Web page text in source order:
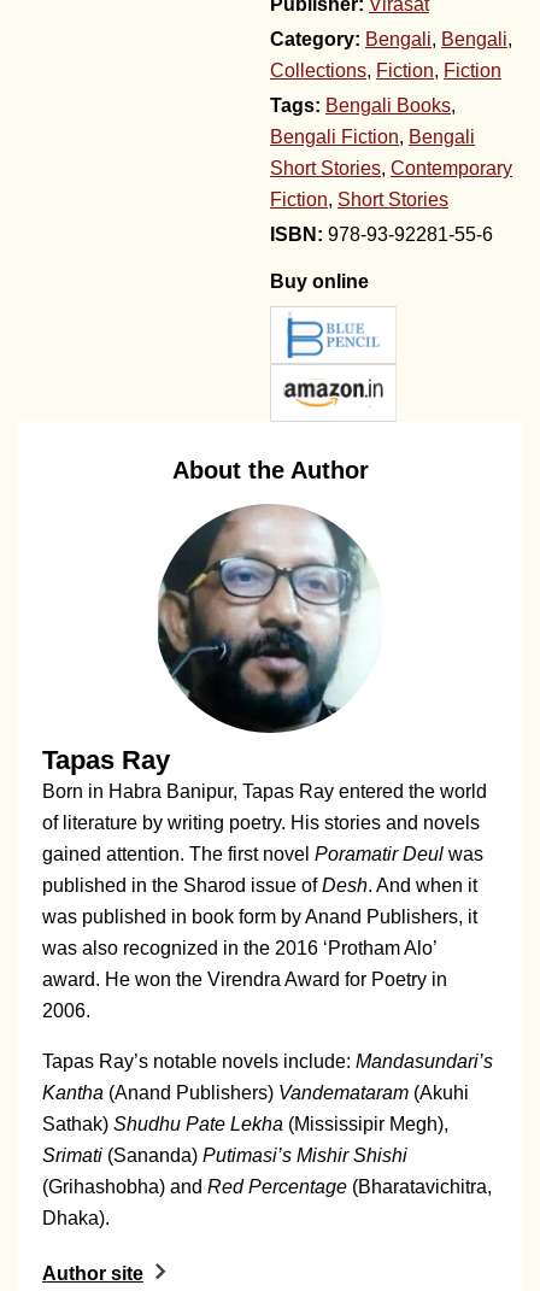
Publisher: Virasat
Category: Bengali, Bengali,
Collections, Fiction, Fiction
Tags: Bengali Books,
Bengali Fiction, Bengali
Short Stories, Contemporary
Fiction, Short Stories
978-93-92281-55-6
Buy online
About the Author
Tapas Ray
Born in Habra Banipur, Tapas Ray entered the world
of literature by writing poetry. His stories and novels
gained attention. The first novel Poramatir Deul was
published in the Sharod issue ofDesh. And when it
was published in book form by Anand Publishers, it
was also recognized in the 2016 ‘Protham Alo’
award. He won the Virendra Award for Poetry in
2006.
Tapas Ray’s notable novels include: Mandasundari’s
Kantha (Anand Publishers) Vandemataram (Akuhi
Sathak) Shudhu Pate Lekha (Mississipir Megh),
Srimati (Sananda) Putimasi’s Mishir Shishi
(Grihashobha) and Red Percentage (Bharatavichitra,
Dhaka).
Author site